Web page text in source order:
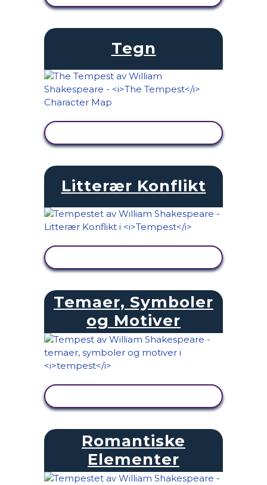
Tegn
Litterær Konflikt
Temaer, Symboler
og Motiver
Romantiske
Elementer